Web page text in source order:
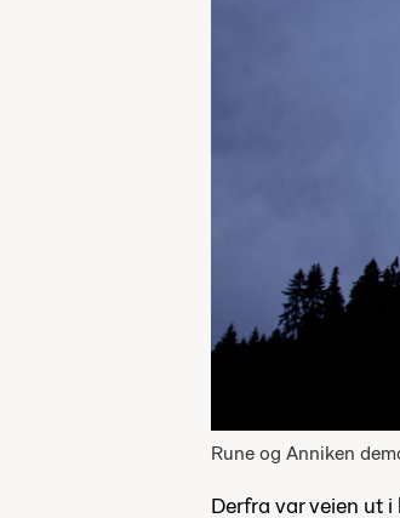
Rune og Anniken
Derfra var veien ut